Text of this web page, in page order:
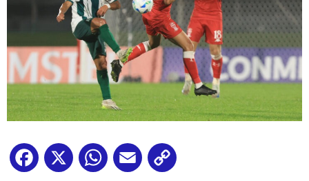
Facebook
X WhatsApp
Email